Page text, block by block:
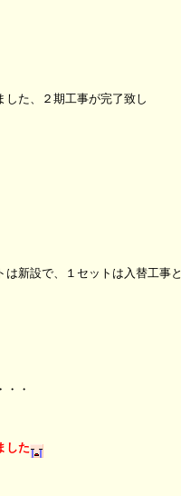
た、２期工事が完了致し
新設で、１セットは入替工事と
・
した